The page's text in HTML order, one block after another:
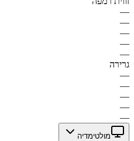
—
—
—
—
—
גרירה
—
—
—
—
—
מולטימדיה